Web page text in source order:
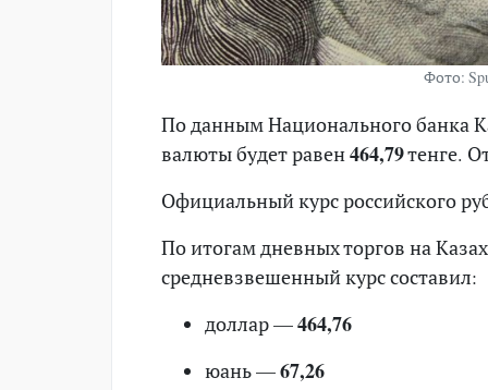
Фото:
По данным Национального банка
валюты будет равен464,79тенге.
Официальный курс российского
По итогам дневных торгов на
средневзвешенный курс составил:
доллар —464,76
юань —67,26